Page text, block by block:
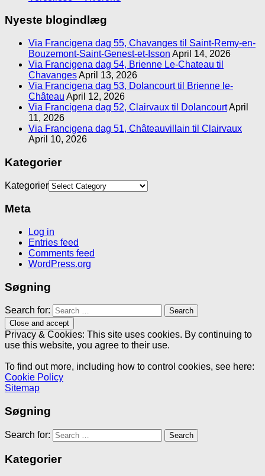
Nyeste blogindlæg
Via Francigena dag 55, Chavanges til Saint-Remy-en-
Bouzemont-Saint-Genest-et-Isson April 14, 2026
Via Francigena dag 54, Brienne Le-Chateau til
ChavangesApril 13, 2026
Via Francigena dag 53, Dolancourt til Brienne le-
Château April 12, 2026
Via Francigena dag 52, Clairvaux til DolancourtApril
11, 2026
Via Francigena dag 51, Châteauvillain til Clairvaux
April 10, 2026
Kategorier
Kategorier
Meta
Log in
Entries feed
Comments feed
WordPress.org
Søgning
Search for:
Privacy & Cookies: This site uses cookies. By continuing to
use this website, you agree to their use.
To find out more, including how to control cookies, see here:
Cookie Policy
Sitemap
Søgning
Search for:
Kategorier